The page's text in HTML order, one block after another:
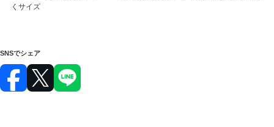
くサイズ
SNSでシェア